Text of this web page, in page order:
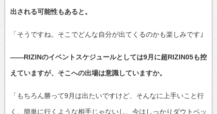
出される可能性もあると。
「そうですね。そこでどんな自分が出てくるのかも楽しみです｣
――RIZINのイベントスケジュールとしては9月に超RIZIN05も控
えていますが、そこへの出場は意識していますか。
「もちろん勝って9月は出たいですけど、そんなに上手いこと行
く、簡単に行くような相手じゃないし、今はしっかりダウトベッ